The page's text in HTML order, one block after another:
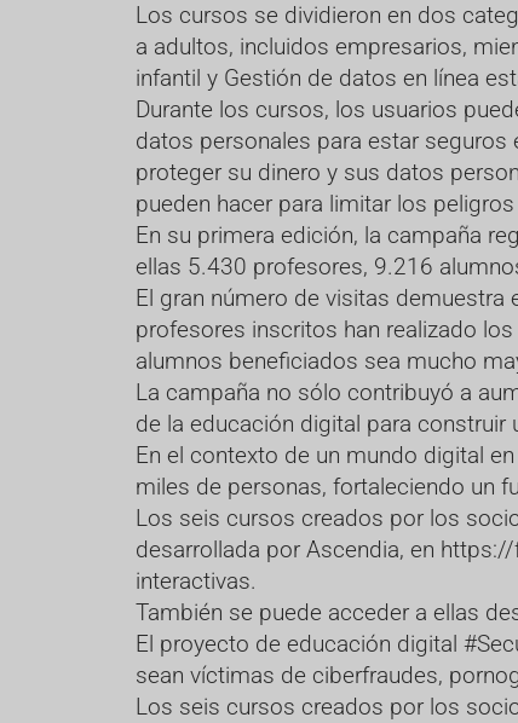
Los cursos se dividieron en dos
a adultos, incluidos empresarios,
infantil y Gestión de datos en línea
Durante los cursos, los usuarios
datos personales para estar
proteger su dinero y sus datos
pueden hacer para limitar los
En su primera edición, la campaña
ellas 5.430 profesores, 9.216
El gran número de visitas
profesores inscritos han realizado
alumnos beneficiados sea mucho
La campaña no sólo contribuyó a
de la educación digital para
En el contexto de un mundo digital
miles de personas, fortaleciendo un
Los seis cursos creados por los
desarrollada por Ascendia, en https://
interactivas.
También se puede acceder a ellas
El proyecto de educación digital
sean víctimas de ciberfraudes,
Los seis cursos creados por los